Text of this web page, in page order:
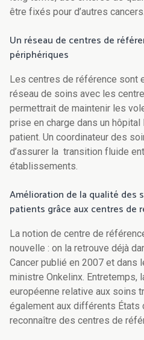
être fixés pour d’autres cancers.
Un réseau de centres de
périphériques
Les centres de référence sont
réseau de soins avec les
permettrait de maintenir les
prise en charge dans un
patient. Un coordinateur des
d’assurer la transition fluide
établissements.
Amélioration de la qualité des
patients grâce aux centres de
La notion de centre de
nouvelle : on la retrouve déjà
Cancer publié en 2007 et dans
ministre Onkelinx. Entretemps,
européenne relative aux soins
également aux différents États
reconnaître des centres de